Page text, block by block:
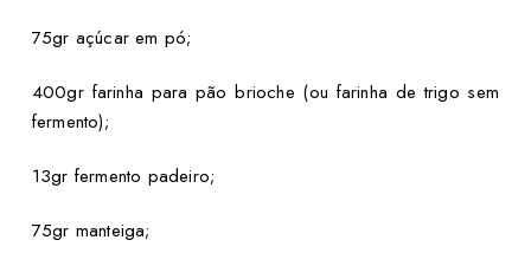
75gr açúcar em pó;
400gr farinha para pão brioche (ou farinha de trigo sem
fermento);
13gr fermento padeiro;
75gr manteiga;